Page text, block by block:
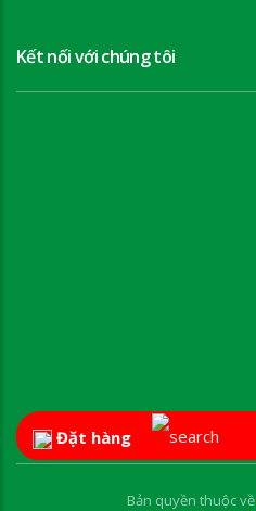
Đặt hàng
Kết nối với chúng tôi
Bản quyền thuộc về